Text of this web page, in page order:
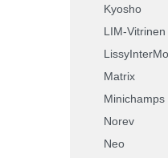
Kyosho
LIM-Vitrinen
LissyInterMo
Matrix
Minichamps
Norev
Neo